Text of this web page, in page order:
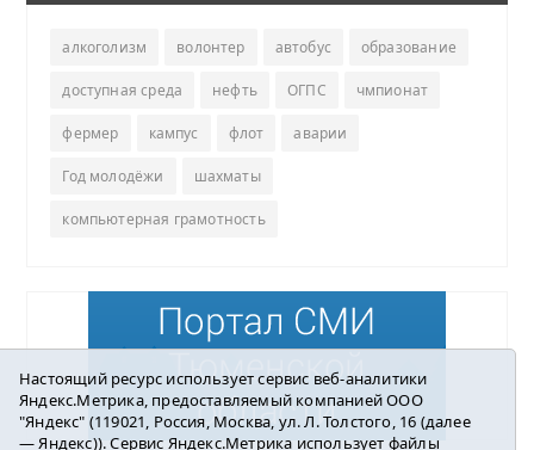
алкоголизм волонтер автобус образование
доступная среда нефть ОГПС чмпионат
фермер кампус флот аварии
Год молодёжи шахматы
компьютерная грамотность
Настоящий ресурс использует сервис веб-аналитики
Яндекс.Метрика, предоставляемый компанией ООО
"Яндекс" (119021, Россия, Москва, ул. Л. Толстого, 16 (далее
— Яндекс)). Сервис Яндекс.Метрика использует файлы